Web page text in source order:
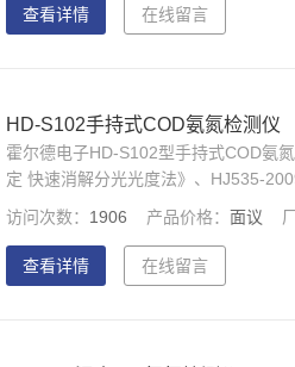
查看详情 在线留言
HD-S102手持式COD氨氮检测仪
霍尔德电子HD-S102型手持式COD氨
定 快速消解分光光度法》、HJ535-
快速测定水体中COD、氨氮浓度指标
统，中文显示界面，中英文键盘，人
访问次数： 1906 产品价格：面议
查看详情 在线留言